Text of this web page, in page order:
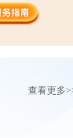
查看更多